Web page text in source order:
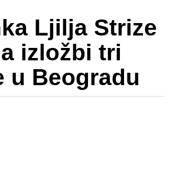
Ljilja Strize
izložbi tri
u Beogradu